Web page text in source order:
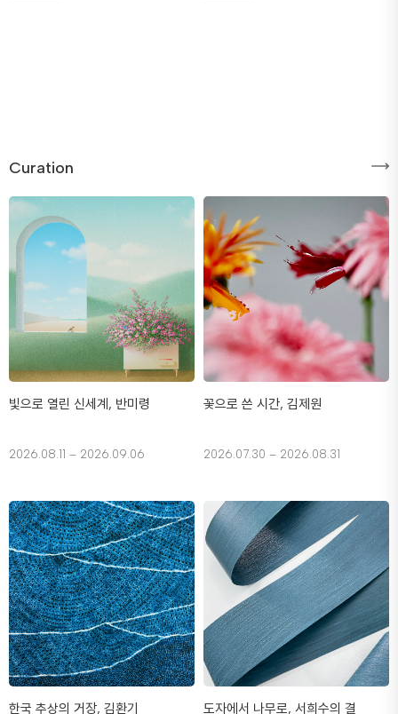
Curation
빛으로 열린 신세계, 반미령
2026.08.11 – 2026.09.06
꽃으로 쓴 시간, 김제원
2026.07.30 – 2026.08.31
한국 추상의 거장, 김환기 도자에서 나무로, 서희수의 결